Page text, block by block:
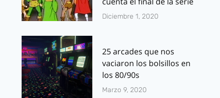
Diciembre 1, 2020
25 arcades que nos
vaciaron los bolsillos en
los 80/90s
Marzo 9, 2020